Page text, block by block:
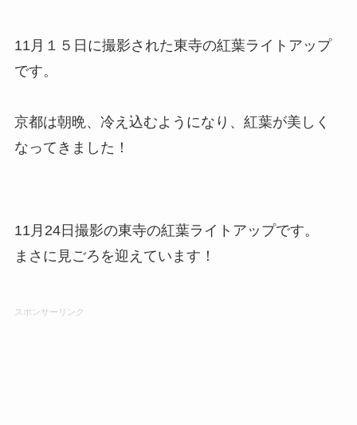
11月１５日に撮影された東寺の紅葉ライトアップ
です。
京都は朝晩、冷え込むようになり、紅葉が美しく
なってきました！
11月24日撮影の東寺の紅葉ライトアップです。
まさに見ごろを迎えています！
スポンサーリンク